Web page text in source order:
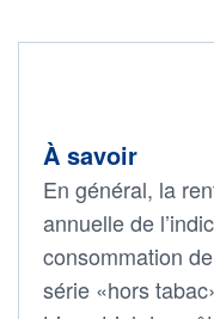
À savoir
En général, la
annuelle de
consommation
série «hors